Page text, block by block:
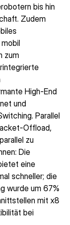
bis hin
Zudem
zum
High-End
und
Parallel
Offload,
zu
Die
eine
schneller; die
wurde um 67%
mit x8
bei